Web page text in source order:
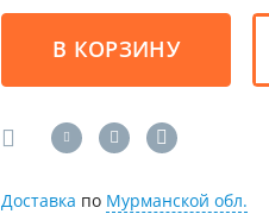
В КОРЗИНУ
Доставка по Мурманской обл.